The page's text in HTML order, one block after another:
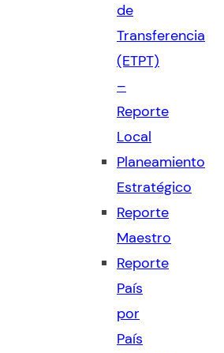
de
Transferencia
(ETPT)
–
Reporte
Local
Planeamiento
Estratégico
Reporte
Maestro
Reporte
País
por
País